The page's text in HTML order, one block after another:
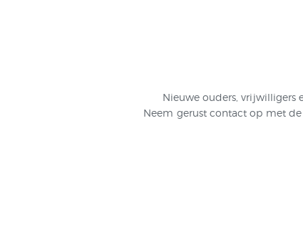
Nieuwe ouders, vrijwilligers
Neem gerust contact op met de